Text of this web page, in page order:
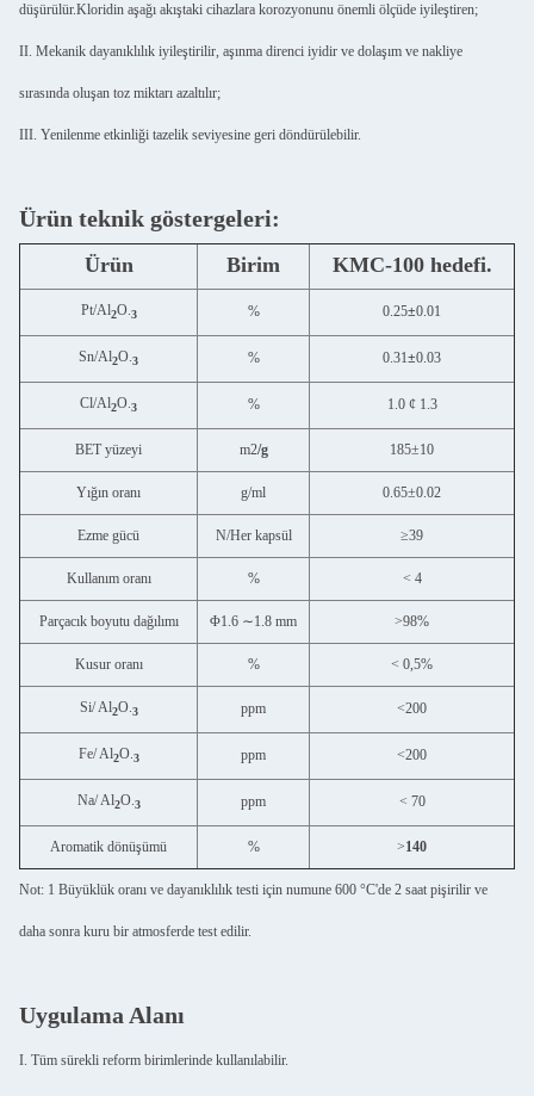
düşürülür.Kloridin aşağı akıştaki cihazlara korozyonunu önemli ölçüde iyileştiren;
II. Mekanik dayanıklılık iyileştirilir, aşınma direnci iyidir ve dolaşım ve nakliye
sırasında oluşan toz miktarı azaltılır;
III. Yenilenme etkinliği tazelik seviyesine geri döndürülebilir.
Ürün teknik göstergeleri:
Ürün Birim KMC-100 hedefi.
Pt/Al2O.3 % 0.25±0.01
Sn/Al2O.3 % 0.31±0.03
Cl/Al2O.3 % 1.0 ¢ 1.3
BET yüzeyi m2/g 185±10
Yığın oranı g/ml 0.65±0.02
Ezme gücü N/Her kapsül ≥39
Kullanım oranı % < 4
Parçacık boyutu dağılımı Φ1.6 ∼1.8 mm >98%
Kusur oranı % < 0,5%
Si/ Al2O.3 ppm <200
Fe/ Al2O.3 ppm <200
Na/ Al2O.3 ppm < 70
Aromatik dönüşümü % >140
Not: 1 Büyüklük oranı ve dayanıklılık testi için numune 600 °C'de 2 saat pişirilir ve
daha sonra kuru bir atmosferde test edilir.
Uygulama Alanı
I. Tüm sürekli reform birimlerinde kullanılabilir.